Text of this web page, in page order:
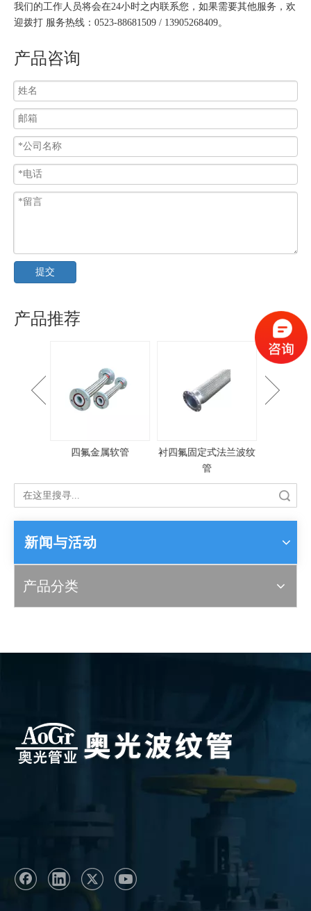
我们的工作人员将会在24小时之内联系您，如果需要其他服务，欢
迎拨打 服务热线：0523-88681509 / 13905268409。
产品咨询
提交
产品推荐
衬四氟固定式法兰波纹
大口径金属软管
新闻与活动
产品分类